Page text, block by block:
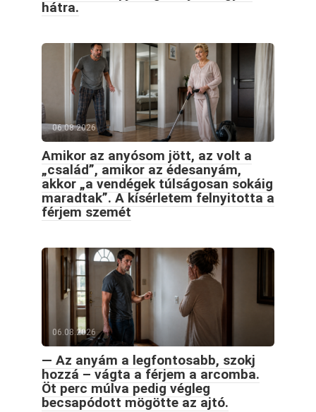
hátra.
06.08.2026
Amikor az anyósom jött, az volt a
„család”, amikor az édesanyám,
akkor „a vendégek túlságosan sokáig
maradtak”. A kísérletem felnyitotta a
férjem szemét
06.08.2026
— Az anyám a legfontosabb, szokj
hozzá – vágta a férjem a arcomba.
Öt perc múlva pedig végleg
becsapódott mögötte az ajtó.